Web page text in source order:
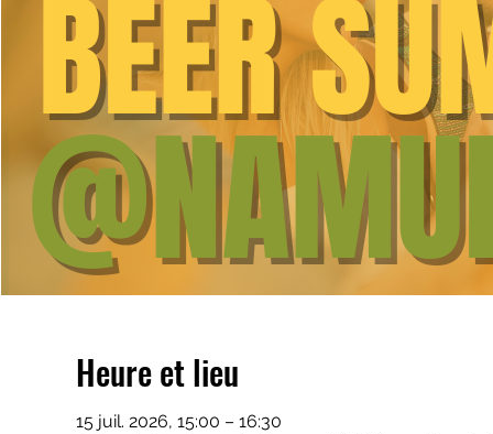
Heure et lieu
15 juil. 2026, 15:00 – 16:30